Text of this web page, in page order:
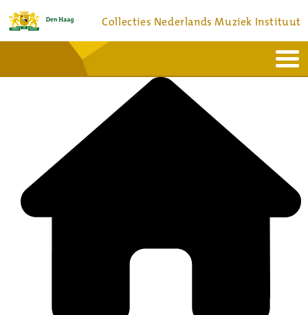
Collecties Nederlands Muziek Instituut
Bronnen en collecties